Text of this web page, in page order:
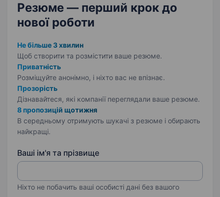
Резюме — перший крок до
нової роботи
Не більше 3 хвилин
Щоб створити та розмістити ваше резюме.
Приватність
Розміщуйте анонімно, і ніхто вас не впізнає.
Прозорість
Дізнавайтеся, які компанії переглядали ваше резюме.
8 пропозицій щотижня
В середньому отримують шукачі з резюме і обирають
найкращі.
Ваші ім'я та прізвище
Ніхто не побачить ваші особисті дані без вашого